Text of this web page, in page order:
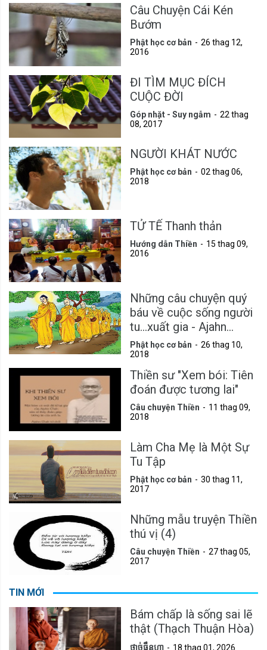
Câu Chuyện Cái Kén
Bướm
Phật học cơ bản
26 thag 12,
2016
ĐI TÌM MỤC ĐÍCH
CUỘC ĐỜI
Góp nhặt - Suy ngẫm
22 thag
08, 2017
NGƯỜI KHÁT NƯỚC
Phật học cơ bản
02 thag 06,
2018
TỬ TẾ Thanh thản
Hướng dẫn Thiền
15 thag 09,
2016
Những câu chuyện quý
báu về cuộc sống người
tu...xuất gia - Ajahn
Fuang Jotika
Phật học cơ bản
26 thag 10,
2018
Thiền sư "Xem bói: Tiên
đoán được tương lai"
Câu chuyện Thiền
11 thag 09,
2018
Làm Cha Mẹ là Một Sự
Tu Tập
Phật học cơ bản
30 thag 11,
2017
Những mẫu truyện Thiền
thú vị (4)
Câu chuyện Thiền
27 thag 05,
2017
TIN MỚI
Bám chấp là sống sai lẽ
thật (Thạch Thuận Hòa)
ថាច់ធ្វឹនហ្វា 18 thag 01, 2026